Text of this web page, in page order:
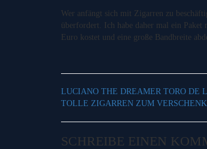
Wer anfängt sich mit Zigarren zu
überfordert. Ich habe daher mal ein
Euro kostet und eine große Bandbreite
LUCIANO THE DREAMER TORO DE
TOLLE ZIGARREN ZUM
SCHREIBE EINEN